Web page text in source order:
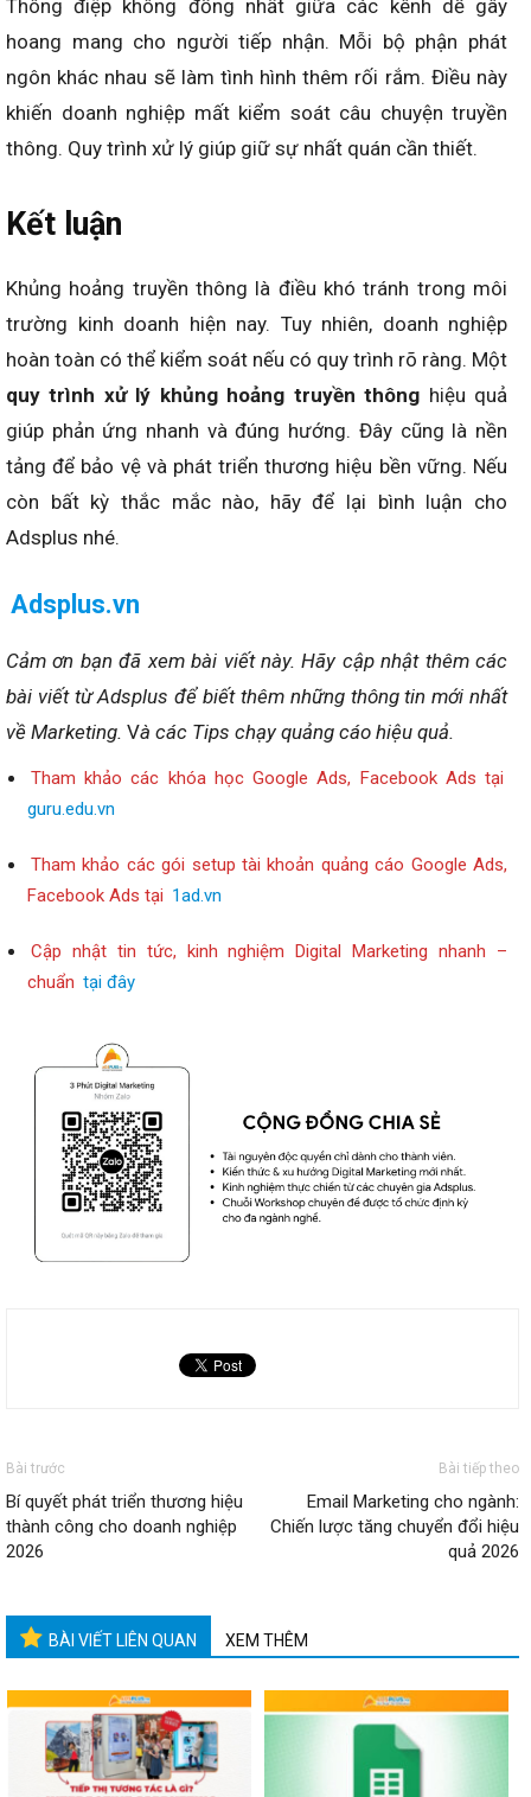
Thông điệp không đồng nhất giữa các kênh dễ gây
hoang mang cho người tiếp nhận. Mỗi bộ phận phát
ngôn khác nhau sẽ làm tình hình thêm rối rắm. Điều này
khiến doanh nghiệp mất kiểm soát câu chuyện truyền
thông. Quy trình xử lý giúp giữ sự nhất quán cần thiết.
Kết luận
Khủng hoảng truyền thông là điều khó tránh trong môi
trường kinh doanh hiện nay. Tuy nhiên, doanh nghiệp
hoàn toàn có thể kiểm soát nếu có quy trình rõ ràng. Một
quy trình xử lý khủng hoảng truyền thông hiệu quả
giúp phản ứng nhanh và đúng hướng. Đây cũng là nền
tảng để bảo vệ và phát triển thương hiệu bền vững. Nếu
còn bất kỳ thắc mắc nào, hãy để lại bình luận cho
Adsplus nhé.
Adsplus.vn
Cảm ơn bạn đã xem bài viết này. Hãy cập nhật thêm các
bài viết từ Adsplus để biết thêm những thông tin mới nhất
về Marketing. Và các Tips chạy quảng cáo hiệu quả.
Tham khảo các khóa học Google Ads, Facebook Ads tại
guru.edu.vn
Tham khảo các gói setup tài khoản quảng cáo Google Ads,
Facebook Ads tại 1ad.vn
Cập nhật tin tức, kinh nghiệm Digital Marketing nhanh –
chuẩn tại đây
Bài trước
Bí quyết phát triển thương hiệu
thành công cho doanh nghiệp
2026
Bài tiếp theo
Email Marketing cho ngành:
Chiến lược tăng chuyển đổi hiệu
quả 2026
BÀI VIẾT LIÊN QUAN XEM THÊM